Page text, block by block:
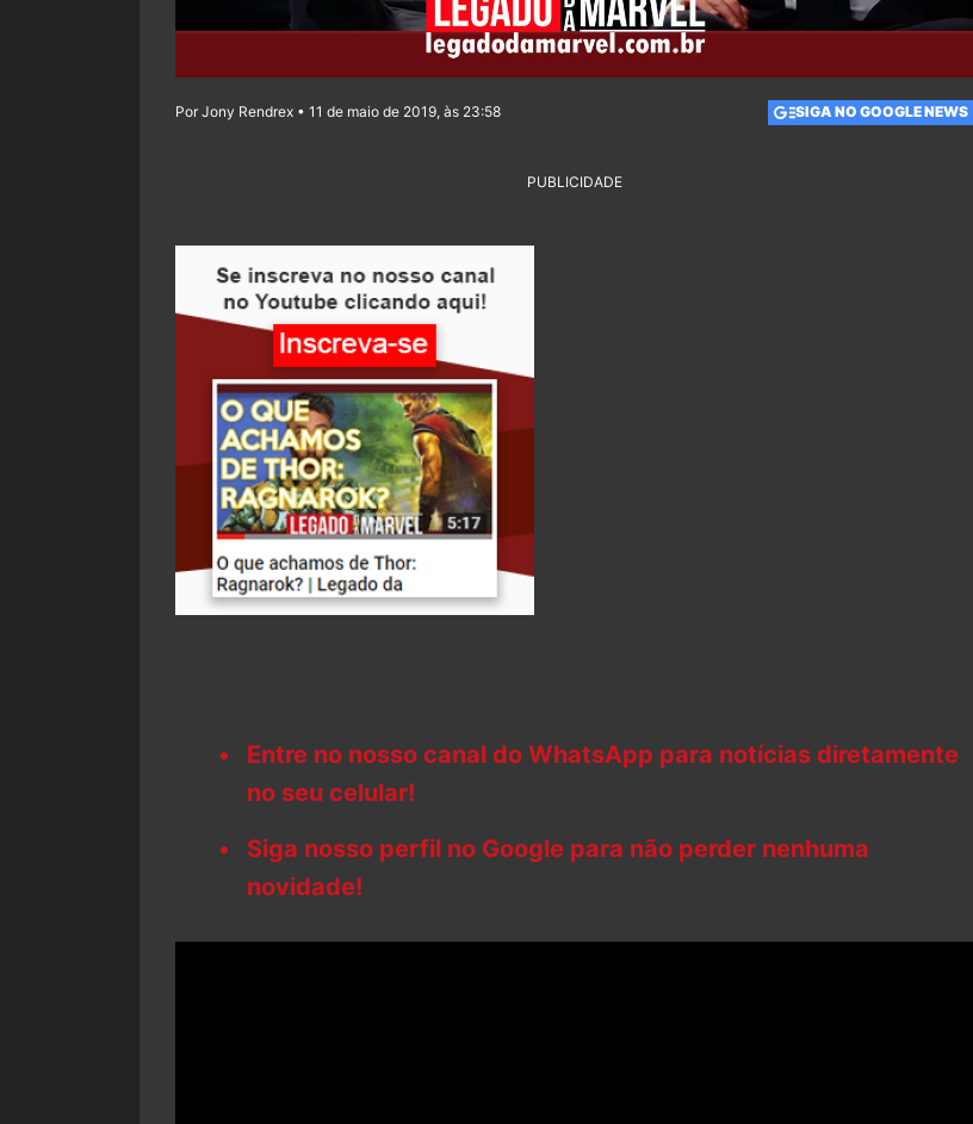
Por Jony Rendrex • 11 de maio de 2019, às 23:58 SIGA NO GOOGLE NEWS
PUBLICIDADE
Entre no nosso canal do WhatsApp para notícias diretamente
no seu celular!
Siga nosso perfil no Google para não perder nenhuma
novidade!